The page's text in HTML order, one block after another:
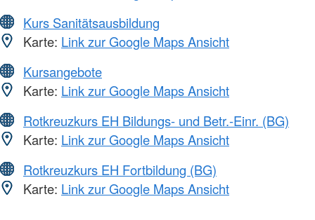
Kurs Sanitätsausbildung
Karte: Link zur Google Maps Ansicht
Kursangebote
Karte: Link zur Google Maps Ansicht
Rotkreuzkurs EH Bildungs- und Betr.-Einr. (BG)
Karte: Link zur Google Maps Ansicht
Rotkreuzkurs EH Fortbildung (BG)
Karte: Link zur Google Maps Ansicht